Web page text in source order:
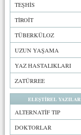
TEŞHİS
TİROİT
TÜBERKÜLOZ
UZUN YAŞAMA
YAZ HASTALIKLARI
ZATÜRREE
ELEŞTİREL YAZILAR
ALTERNATİF TIP
DOKTORLAR